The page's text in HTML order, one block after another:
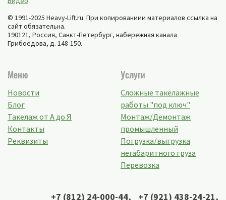
© 1991-2025 Heavy-Lift.ru. При копированиии материалов ссылка на
сайт обязательна.
190121, Россия, Санкт-Петербург, набережная канала
Грибоедова, д. 148-150.
Меню
Новости
Блог
Такелаж от А до Я
Контакты
Реквизиты
Услуги
Сложные такелажные
работы "под ключ"
Монтаж/Демонтаж
промышленный
Погрузка/выгрузка
негабаритного груза
Перевозка
+7 (812) 24-000-44, +7 (921) 438-24-21,